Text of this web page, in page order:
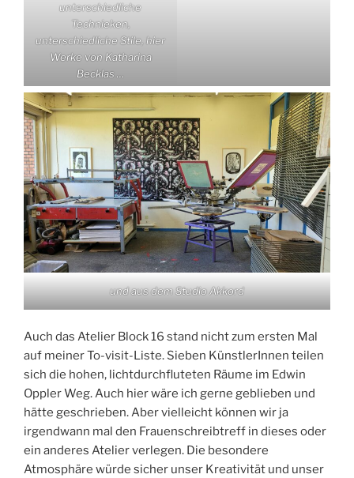
unterschiedliche
Technieken,
unterschiedliche Stile, hier
Werke von Katharina
Becklas …
und aus dem Studio Akkord
Auch das Atelier Block 16 stand nicht zum ersten Mal
auf meiner To-visit-Liste. Sieben KünstlerInnen teilen
sich die hohen, lichtdurchfluteten Räume im Edwin
Oppler Weg. Auch hier wäre ich gerne geblieben und
hätte geschrieben. Aber vielleicht können wir ja
irgendwann mal den Frauenschreibtreff in dieses oder
ein anderes Atelier verlegen. Die besondere
Atmosphäre würde sicher unser Kreativität und unser